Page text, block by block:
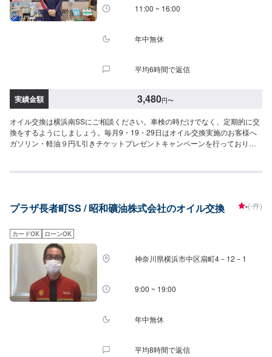
11:00 ~ 16:00
年中無休
平均6時間で返信
実績金額 3,480円〜
オイル交換は横浜南SSにご相談ください。車検の時だけでなく、定期的に交
換をするようにしましょう。毎月9・19・29日はオイル交換実施のお客様へ
ガソリン・軽油９円/L引きチケットプレゼントキャンペーンを行っておりま
プラザ長者町SS / 昭和礦油株式会社のオイル交換 -(-件)
カードOK ローンOK
神奈川県横浜市中区扇町4－12－1
9:00 ~ 19:00
年中無休
平均8時間で返信